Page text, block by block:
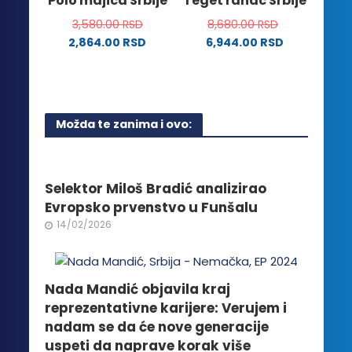
stranici
proizvoda.
3,580.00RSD
2,864.00 RSD
više
varijanti.
biti
izabrane
na
proizvoda.
8,680.00RSD
6,944.00 RSD
Možda te zanima i ovo:
Selektor Miloš Bradić analizirao
Evropsko prvenstvo u Funšalu
14/02/2026
Nada Mandić objavila kraj
reprezentativne karijere: Verujem i
nadam se da će nove generacije
uspeti da naprave korak više